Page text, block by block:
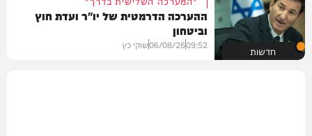
חדשות
ההערכה הדרמטית של יו"ר ועדת חוץ
וביטחון
09:52
06/08/26שוקי כץ